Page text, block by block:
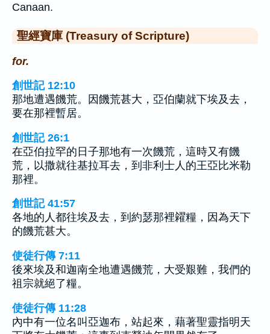
Canaan.
聖經寶庫 (Treasury of Scripture)
for.
創世記 12:10
那地遭遇饑荒。因饑荒甚大，亞伯蘭就下埃及去，
要在那裡暫居。
創世記 26:1
在亞伯拉罕的日子那地有一次饑荒，這時又有饑
荒，以撒就往基拉耳去，到非利士人的王亞比米勒
那裡。
創世記 41:57
各地的人都往埃及去，到約瑟那裡糴糧，因為天下
的饑荒甚大。
使徒行傳 7:11
後來埃及和迦南全地遭遇饑荒，大受艱難，我們的
祖宗就絕了糧。
使徒行傳 11:28
內中有一位名叫亞迦布，站起來，藉著聖靈指明天